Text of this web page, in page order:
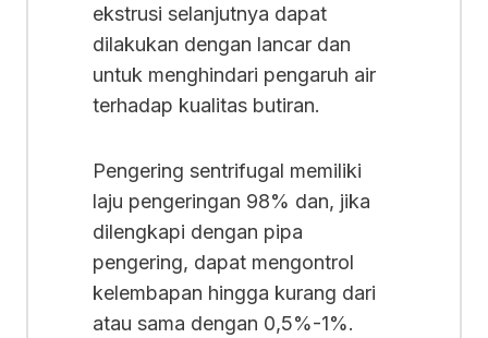
ekstrusi selanjutnya dapat
dilakukan dengan lancar dan
untuk menghindari pengaruh air
terhadap kualitas butiran.
Pengering sentrifugal memiliki
laju pengeringan 98% dan, jika
dilengkapi dengan pipa
pengering, dapat mengontrol
kelembapan hingga kurang dari
atau sama dengan 0,5%-1%.